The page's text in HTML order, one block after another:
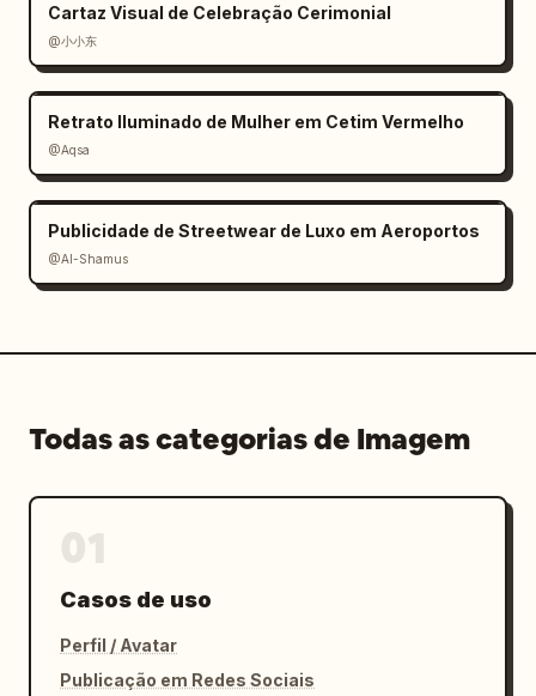
Cartaz Visual de Celebração Cerimonial
@小小东
Retrato Iluminado de Mulher em Cetim Vermelho
@Aqsa
Publicidade de Streetwear de Luxo em Aeroportos
@Al-Shamus
Todas as categorias de Imagem
Casos de uso
Perfil / Avatar
Publicação em Redes Sociais